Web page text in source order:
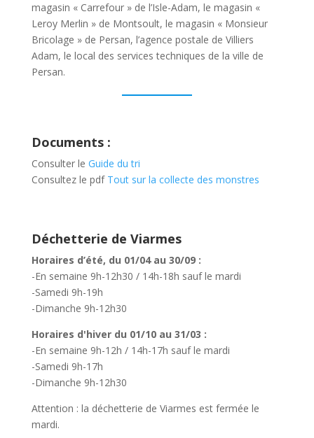
magasin « Carrefour » de l’Isle-Adam, le magasin «
Leroy Merlin » de Montsoult, le magasin « Monsieur
Bricolage » de Persan, l’agence postale de Villiers
Adam, le local des services techniques de la ville de
Persan.
Documents :
Consulter le Guide du tri
Consultez le pdf Tout sur la collecte des monstres
Déchetterie de Viarmes
Horaires d’été, du 01/04 au 30/09 :
-En semaine 9h-12h30 / 14h-18h sauf le mardi
-Samedi 9h-19h
-Dimanche 9h-12h30
Horaires d'hiver du 01/10 au 31/03 :
-En semaine 9h-12h / 14h-17h sauf le mardi
-Samedi 9h-17h
-Dimanche 9h-12h30
Attention : la déchetterie de Viarmes est fermée le
mardi.